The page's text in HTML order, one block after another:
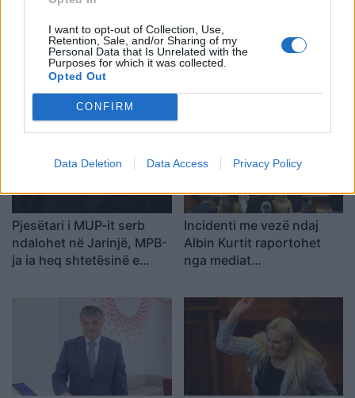
I want to opt-out of Collection, Use,
Retention, Sale, and/or Sharing of my
Personal Data that Is Unrelated with the
Purposes for which it was collected.
Opted Out
CONFIRM
Data Deletion Data Access Privacy Policy
Bushati: Zelenskyy duhej
të shfaqte më shumë
mirënjohje ndaj Kosovës
për përkrahjen e Ukrainës
Gjendja në pikat kufitare,
deri në një orë pritje për
Pjesëtari i MUP-it serb
ndalohet në Jarinjë, MPB-
ja ia heq shtetësinë e
Incidenti me vezë ndaj
Albin Kurtit raportohet
nga mediat